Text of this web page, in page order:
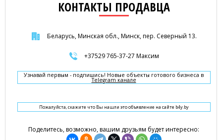
КОНТАКТЫ ПРОДАВЦА
Беларусь, Минская обл., Минск, пер. Северный 13.
+37529 765-37-27 Максим
Узнавай первым - подпишись! Новые объекты готового бизнеса в
Telegram канале
Пожалуйста, скажите что Вы нашли это объявление на сайте b4y.by
Поделитесь, возможно, вашим друзьям будет интересно: